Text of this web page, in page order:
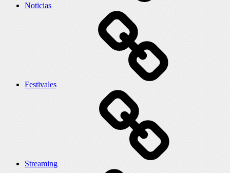
Noticias
Festivales
Streaming